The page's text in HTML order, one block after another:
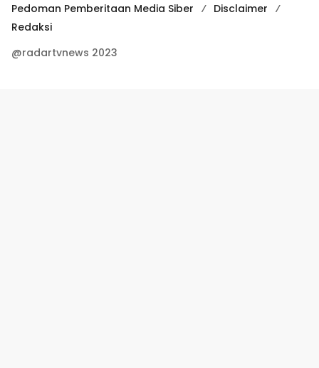
Pedoman Pemberitaan Media Siber
Disclaimer
Redaksi
@radartvnews 2023